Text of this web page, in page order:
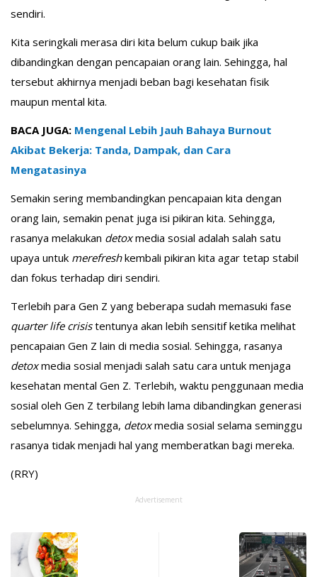
sendiri.
Kita seringkali merasa diri kita belum cukup baik jika
dibandingkan dengan pencapaian orang lain. Sehingga, hal
tersebut akhirnya menjadi beban bagi kesehatan fisik
maupun mental kita.
BACA JUGA: Mengenal Lebih Jauh Bahaya Burnout
Akibat Bekerja: Tanda, Dampak, dan Cara
Mengatasinya
Semakin sering membandingkan pencapaian kita dengan
orang lain, semakin penat juga isi pikiran kita. Sehingga,
rasanya melakukan detoxmedia sosial adalah salah satu
upaya untuk merefreshkembali pikiran kita agar tetap stabil
dan fokus terhadap diri sendiri.
Terlebih para Gen Z yang beberapa sudah memasuki fase
quarter life crisistentunya akan lebih sensitif ketika melihat
pencapaian Gen Z lain di media sosial. Sehingga, rasanya
detoxmedia sosial menjadi salah satu cara untuk menjaga
kesehatan mental Gen Z. Terlebih, waktu penggunaan media
sosial oleh Gen Z terbilang lebih lama dibandingkan generasi
sebelumnya. Sehingga, detoxmedia sosial selama seminggu
rasanya tidak menjadi hal yang memberatkan bagi mereka.
(RRY)
Advertisement